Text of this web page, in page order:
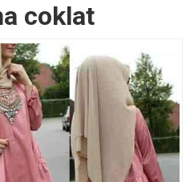
coklat